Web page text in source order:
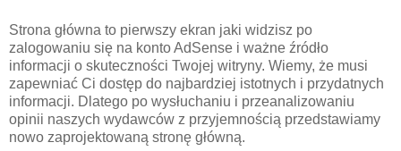
Strona główna to pierwszy ekran jaki widzisz po
zalogowaniu się na konto AdSense i ważne źródło
informacji o skuteczności Twojej witryny. Wiemy, że musi
zapewniać Ci dostęp do najbardziej istotnych i przydatnych
informacji. Dlatego po wysłuchaniu i przeanalizowaniu
opinii naszych wydawców z przyjemnością przedstawiamy
nowo zaprojektowaną stronę główną.